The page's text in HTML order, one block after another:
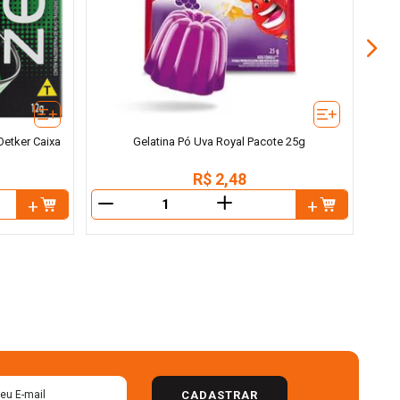
Caixa
Gelatina Pó Uva Royal Pacote 25g
R$ 2,48
＋
CADASTRAR